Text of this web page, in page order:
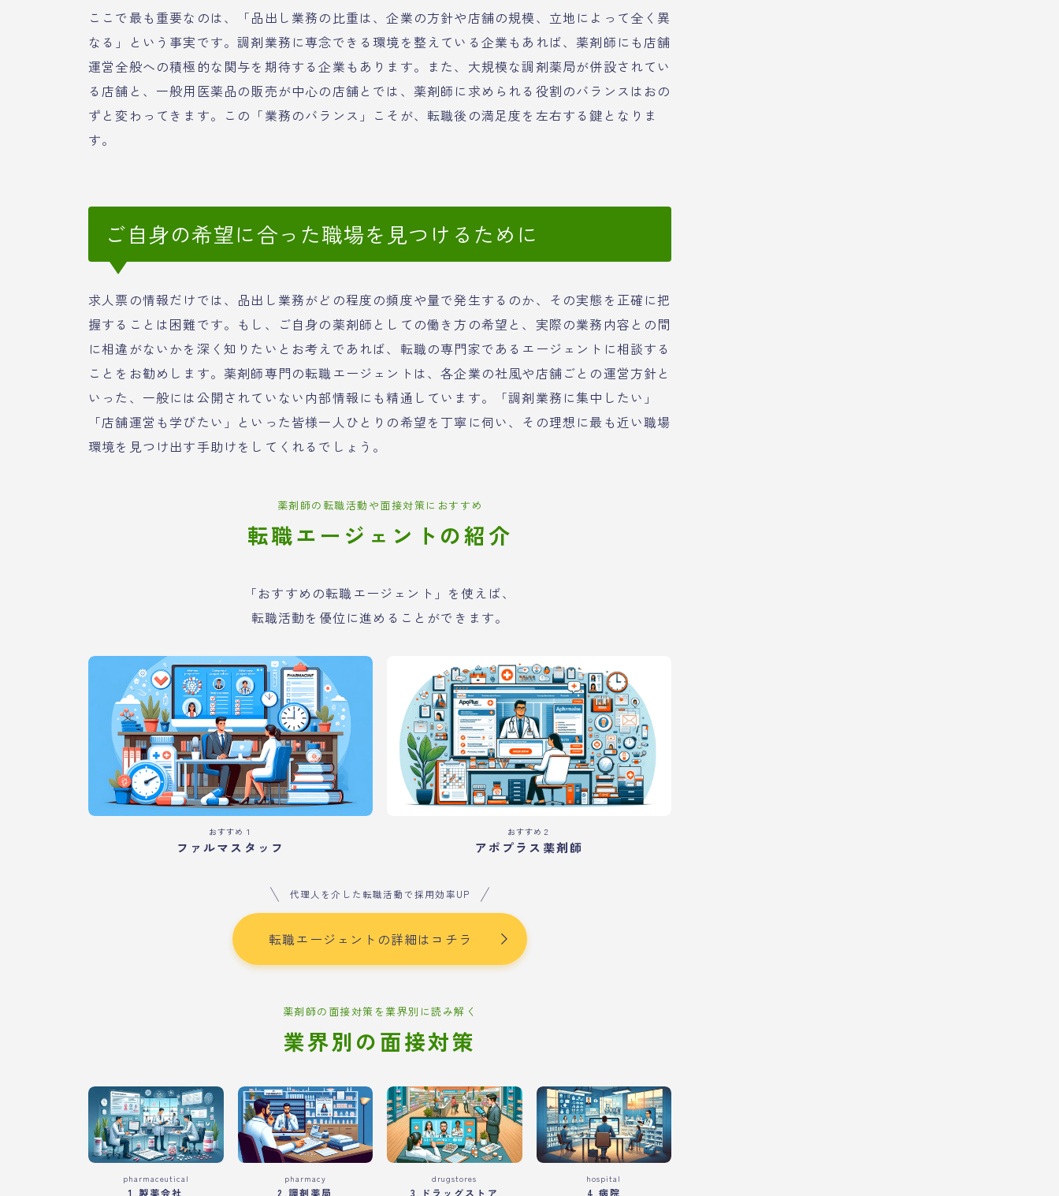
ここで最も重要なのは、「品出し業務の比重は、企業の方針や店舗の規模、立地によって全く異
なる」という事実です。調剤業務に専念できる環境を整えている企業もあれば、薬剤師にも店舗
運営全般への積極的な関与を期待する企業もあります。また、大規模な調剤薬局が併設されてい
る店舗と、一般用医薬品の販売が中心の店舗とでは、薬剤師に求められる役割のバランスはおの
ずと変わってきます。この「業務のバランス」こそが、転職後の満足度を左右する鍵となりま
す。
ご自身の希望に合った職場を見つけるために
求人票の情報だけでは、品出し業務がどの程度の頻度や量で発生するのか、その実態を正確に把
握することは困難です。もし、ご自身の薬剤師としての働き方の希望と、実際の業務内容との間
に相違がないかを深く知りたいとお考えであれば、転職の専門家であるエージェントに相談する
ことをお勧めします。薬剤師専門の転職エージェントは、各企業の社風や店舗ごとの運営方針と
いった、一般には公開されていない内部情報にも精通しています。「調剤業務に集中したい」
「店舗運営も学びたい」といった皆様一人ひとりの希望を丁寧に伺い、その理想に最も近い職場
環境を見つけ出す手助けをしてくれるでしょう。
薬剤師の転職活動や面接対策におすすめ
転職エージェントの紹介
「おすすめの転職エージェント」を使えば、
転職活動を優位に進めることができます。
おすすめ１
ファルマスタッフ
おすすめ２
アポプラス薬剤師
代理人を介した転職活動で採用効率UP
転職エージェントの詳細はコチラ
薬剤師の面接対策を業界別に読み解く
業界別の面接対策
pharmaceutical
1.製薬会社
pharmacy
2.調剤薬局
drugstores
3.ドラッグストア
hospital
4.病院